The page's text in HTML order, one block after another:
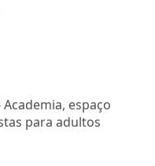
espaço
para adultos